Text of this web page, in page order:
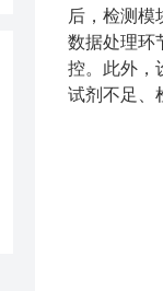
后，检测模
数据处理环
控。此外，
试剂不足、